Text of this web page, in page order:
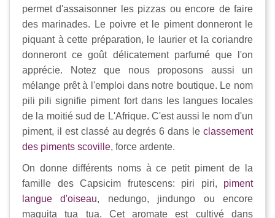
permet d'assaisonner les pizzas ou encore de faire
des marinades. Le poivre et le piment donneront le
piquant à cette préparation, le laurier et la coriandre
donneront ce goût délicatement parfumé que l'on
apprécie. Notez que nous proposons aussi un
mélange prêt à l'emploi dans notre boutique. Le nom
pili pili signifie piment fort dans les langues locales
de la moitié sud de L'Afrique. C'est aussi le nom d'un
piment, il est classé au degrés 6 dans le classement
des piments scoville, force ardente.
On donne différents noms à ce petit piment de la
famille des Capsicim frutescens: piri piri, piment
langue d'oiseau, nedungo, jindungo ou encore
maguita tua tua. Cet aromate est cultivé dans